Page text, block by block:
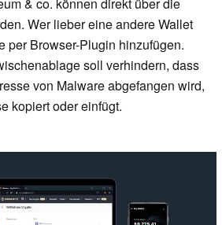
Wer lieber eine andere Wallet
per Browser-Plugin hinzufügen.
soll verhindern, dass
von Malware abgefangen wird,
kopiert oder einfügt.